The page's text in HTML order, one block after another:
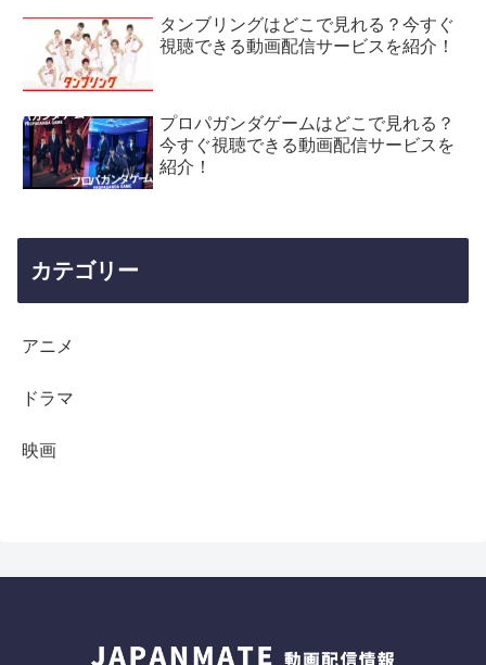
タンブリングはどこで見れる？今すぐ
視聴できる動画配信サービスを紹介！
プロパガンダゲームはどこで見れる？
今すぐ視聴できる動画配信サービスを
紹介！
カテゴリー
アニメ
ドラマ
映画